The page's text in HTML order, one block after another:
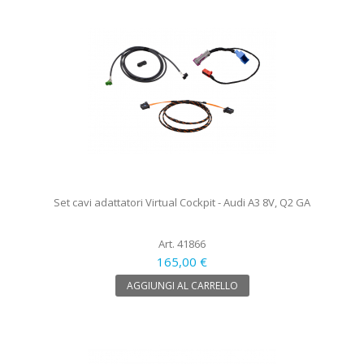
Set cavi adattatori Virtual Cockpit - Audi A3 8V, Q2 GA
Art. 41866
165,00 €
AGGIUNGI AL CARRELLO